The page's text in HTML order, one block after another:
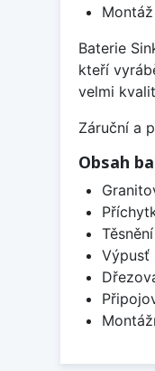
Baterie
kteří
velmi
Záruční a
Obsah
Výpusť